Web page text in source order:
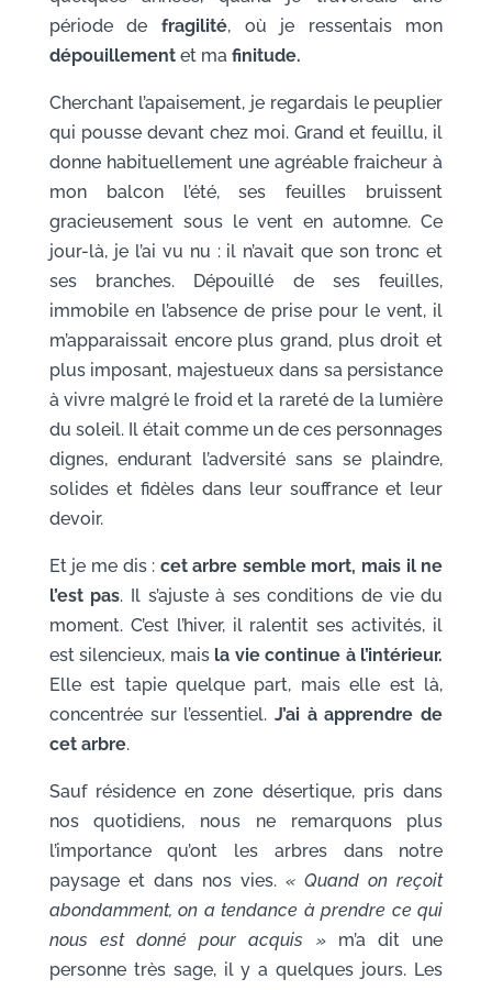
période de fragilité, où je ressentais mon
dépouillementet ma finitude.
Cherchant l’apaisement, je regardais le peuplier
qui pousse devant chez moi. Grand et feuillu, il
donne habituellement une agréable fraicheur à
mon balcon l’été, ses feuilles bruissent
gracieusement sous le vent en automne. Ce
jour-là, je l’ai vu nu : il n’avait que son tronc et
ses branches. Dépouillé de ses feuilles,
immobile en l’absence de prise pour le vent, il
m’apparaissait encore plus grand, plus droit et
plus imposant, majestueux dans sa persistance
à vivre malgré le froid et la rareté de la lumière
du soleil. Il était comme un de ces personnages
dignes, endurant l’adversité sans se plaindre,
solides et fidèles dans leur souffrance et leur
devoir.
Et je me dis : cet arbre semble mort, mais il ne
l’est pas. Il s’ajuste à ses conditions de vie du
moment. C’est l’hiver, il ralentit ses activités, il
est silencieux, mais la vie continue à l’intérieur.
Elle est tapie quelque part, mais elle est là,
concentrée sur l’essentiel. J’ai à apprendre de
cet arbre.
Sauf résidence en zone désertique, pris dans
nos quotidiens, nous ne remarquons plus
l’importance qu’ont les arbres dans notre
paysage et dans nos vies.« Quand on reçoit
abondamment, on a tendance à prendre ce qui
nous est donné pour acquis »m’a dit une
personne très sage, il y a quelques jours. Les